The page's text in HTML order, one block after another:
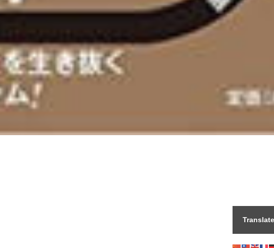
Translate